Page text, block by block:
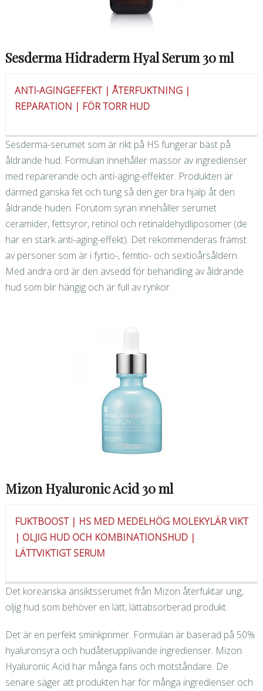
Sesderma Hidraderm Hyal Serum 30 ml
ANTI-AGINGEFFEKT | ÅTERFUKTNING |
REPARATION | FÖR TORR HUD
Sesderma-serumet som är rikt på HS fungerar bäst på
åldrande hud. Formulan innehåller massor av ingredienser
med reparerande och anti-aging-effekter. Produkten är
därmed ganska fet och tung så den ger bra hjälp åt den
åldrande huden. Förutom syran innehåller serumet
ceramider, fettsyror, retinol och retinaldehydliposomer (de
har en stark anti-aging-effekt). Det rekommenderas främst
av personer som är i fyrtio-, femtio- och sextioårsåldern.
Med andra ord är den avsedd för behandling av åldrande
hud som blir hängig och är full av rynkor.
Mizon Hyaluronic Acid 30 ml
FUKTBOOST | HS MED MEDELHÖG MOLEKYLÄR VIKT
| OLJIG HUD OCH KOMBINATIONSHUD |
LÄTTVIKTIGT SERUM
Det koreanska ansiktsserumet från Mizon återfuktar ung,
oljig hud som behöver en lätt, lättabsorberad produkt.
Det är en perfekt sminkprimer. Formulan är baserad på 50%
hyaluronsyra och hudåterupplivande ingredienser. Mizon
Hyaluronic Acid har många fans och motståndare. De
senare säger att produkten har för många ingredienser och